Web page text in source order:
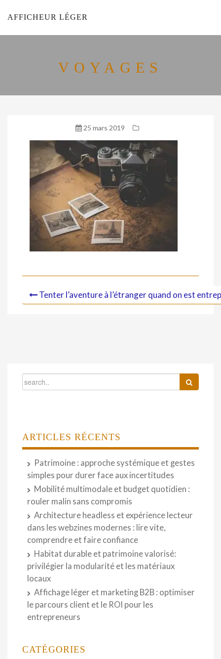
AFFICHEUR LÉGER
VOYAGES
25 mars 2019
Tenter l’aventure à l’étranger quand on est
ARTICLES RÉCENTS
Patrimoine : approche systémique et gestes
simples pour durer face aux incertitudes
Mobilité multimodale et budget quotidien :
rouler malin sans compromis
Architecture headless et expérience lecteur
dans les webzines modernes : lire vite,
comprendre et faire confiance
Habitat durable et patrimoine valorisé:
privilégier la modularité et les matériaux
locaux
Affichage léger et marketing B2B : optimiser
le parcours client et le ROI pour les
entrepreneurs
CATÉGORIES